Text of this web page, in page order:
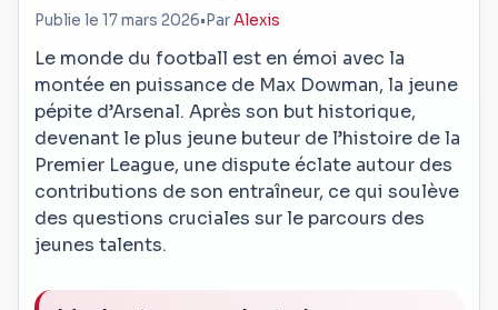
Publie le 17 mars 2026• ParAlexis
Le monde du football est en émoi avec la
montée en puissance de Max Dowman, la jeune
pépite d’Arsenal. Après son but historique,
devenant le plus jeune buteur de l’histoire de la
Premier League, une dispute éclate autour des
contributions de son entraîneur, ce qui soulève
des questions cruciales sur le parcours des
jeunes talents.